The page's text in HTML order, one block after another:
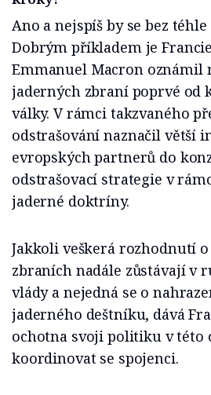
Ano a nejspíš by se bez
Dobrým příkladem je
Emmanuel Macron oznámil
jaderných zbraní poprvé od
války. V rámci takzvaného
odstrašování naznačil větší
evropských partnerů do
odstrašovací strategie v
jaderné doktríny.
Jakkoli veškerá rozhodnutí
zbraních nadále zůstávají v
vlády a nejedná se o
jaderného deštníku, dává
ochotna svoji politiku v této
koordinovat se spojenci.